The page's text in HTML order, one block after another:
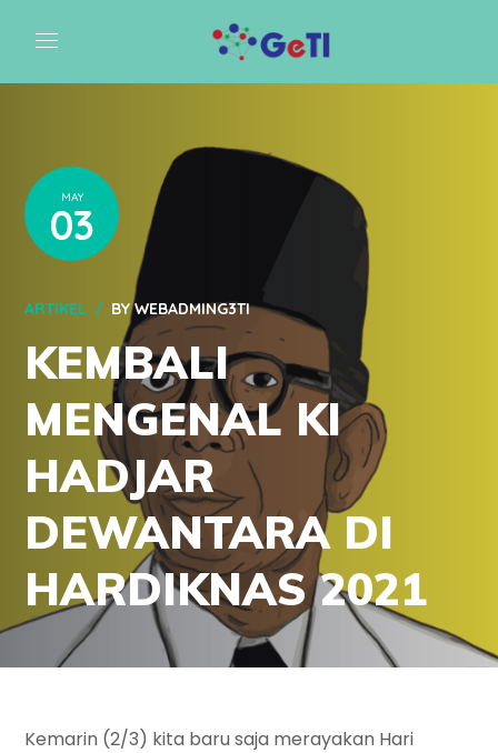
MAY
03
ARTIKEL BYWEBADMING3TI
KEMBALI
MENGENAL KI
HADJAR
DEWANTARA DI
HARDIKNAS 2021
Kemarin (2/3) kita baru saja merayakan Hari